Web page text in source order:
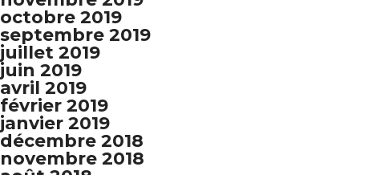
octobre 2019
septembre 2019
juillet 2019
juin 2019
avril 2019
février 2019
janvier 2019
décembre 2018
novembre 2018